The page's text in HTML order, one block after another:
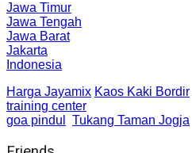
Jawa Timur
Jawa Tengah
Jawa Barat
Jakarta
Indonesia
Harga Jayamix Kaos Kaki Bordir
training center
goa pindul
Tukang Taman Jogja